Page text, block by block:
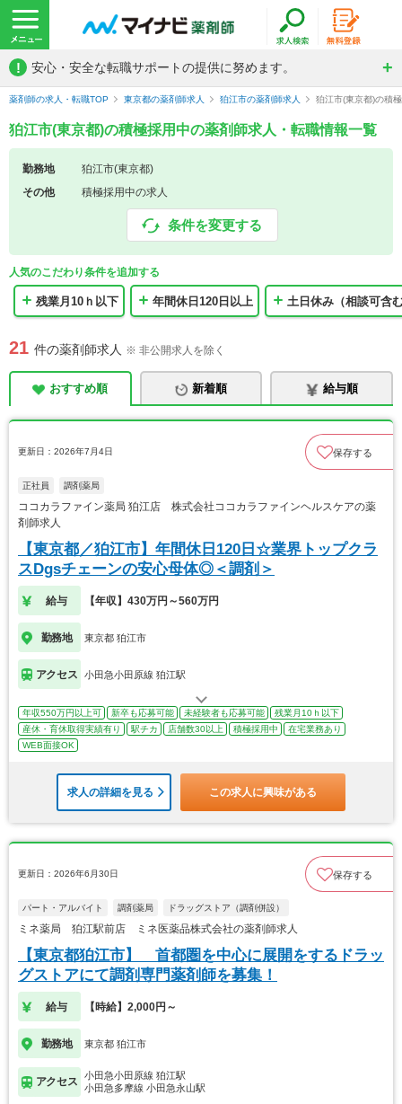
! 安心・安全な転職サポートの提供に努めます。
薬剤師の求人・転職TOP 東京都の薬剤師求人 狛江市の薬剤師求人 狛江市(東京都)の積
狛江市(東京都)の積極採用中の薬剤師求人・転職情報一覧
勤務地
狛江市(東京都)
その他
積極採用中の求人
条件を変更する
人気のこだわり条件を追加する
残業月10ｈ以下 年間休日120日以上 土日休み（相談可含
21 件の薬剤師求人 ※ 非公開求人を除く
おすすめ順 新着順 給与順
更新日：2026年7月4日 保存する
正社員 調剤薬局
ココカラファイン薬局 狛江店 株式会社ココカラファインヘルスケアの薬
剤師求人
【東京都／狛江市】年間休日120日☆業界トップクラ
スDgsチェーンの安心母体◎＜調剤＞
給与 【年収】430万円～560万円
勤務地 東京都 狛江市
アクセス 小田急小田原線 狛江駅
年収550万円以上可 新卒も応募可能 未経験者も応募可能
残業月10ｈ以下
産休・育休取得実績有り
駅チカ 店舗数30以上 積極採用中
在宅業務あり
WEB面接OK
求人の詳細を見る この求人に興味がある
更新日：2026年6月30日 保存する
パート・アルバイト 調剤薬局 ドラッグストア（調剤併設）
ミネ薬局 狛江駅前店 ミネ医薬品株式会社の薬剤師求人
【東京都狛江市】 首都圏を中心に展開をするドラッ
グストアにて調剤専門薬剤師を募集！
給与 【時給】2,000円～
勤務地 東京都 狛江市
アクセス
小田急小田原線 狛江駅
小田急多摩線 小田急永山駅